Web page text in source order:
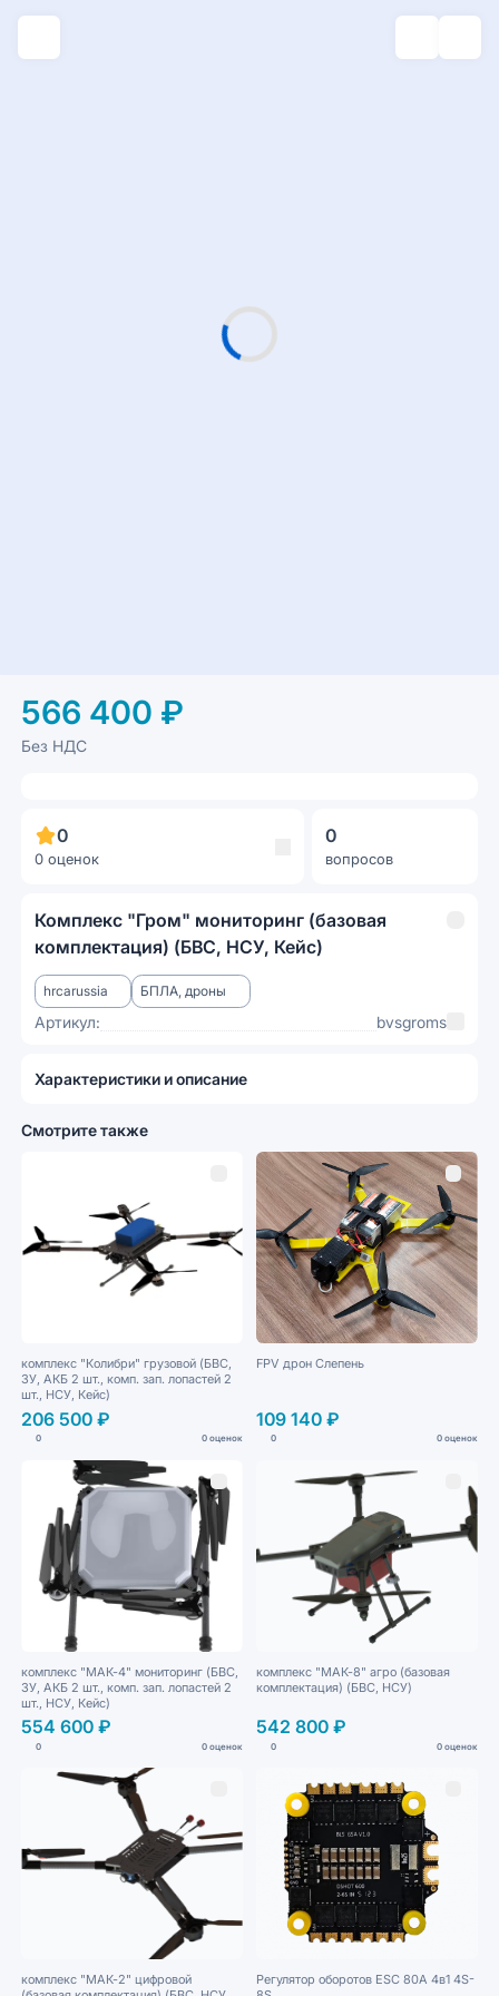
566 400 ₽
Без НДС
0
0 оценок
0
вопросов
Комплекс "Гром" мониторинг (базовая
комплектация) (БВС, НСУ, Кейс)
hrcarussia БПЛА, дроны
Артикул: bvsgroms
Характеристики и описание
Смотрите также
комплекс "Колибри" грузовой (БВС,
ЗУ, АКБ 2 шт., комп. зап. лопастей 2
шт., НСУ, Кейс)
206 500 ₽
0 0 оценок
FPV дрон Слепень
109 140 ₽
0 0 оценок
комплекс "МАК-4" мониторинг (БВС,
ЗУ, АКБ 2 шт., комп. зап. лопастей 2
шт., НСУ, Кейс)
554 600 ₽
0 0 оценок
комплекс "МАК-8" агро (базовая
комплектация) (БВС, НСУ)
542 800 ₽
0 0 оценок
комплекс "МАК-2" цифровой
Регулятор оборотов ESC 80A 4в1 4S-